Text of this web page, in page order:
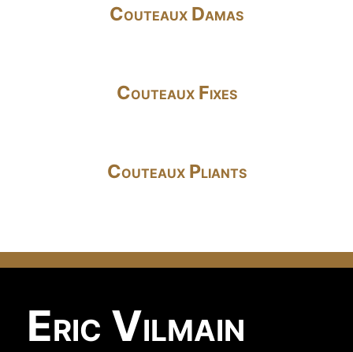
Couteaux Damas
Couteaux Fixes
Couteaux Pliants
Eric Vilmain